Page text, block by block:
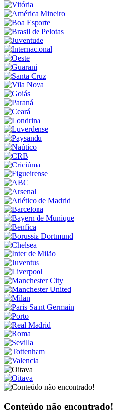
Conteúdo não encontrado!